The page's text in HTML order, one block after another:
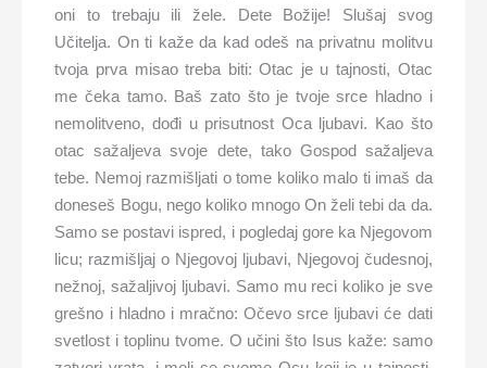
oni to trebaju ili žele. Dete Božije! Slušaj svog
Učitelja. On ti kaže da kad odeš na privatnu molitvu
tvoja prva misao treba biti: Otac je u tajnosti, Otac
me čeka tamo. Baš zato što je tvoje srce hladno i
nemolitveno, dođi u prisutnost Oca ljubavi. Kao što
otac sažaljeva svoje dete, tako Gospod sažaljeva
tebe. Nemoj razmišljati o tome koliko malo ti imaš da
doneseš Bogu, nego koliko mnogo On želi tebi da da.
Samo se postavi ispred, i pogledaj gore ka Njegovom
licu; razmišljaj o Njegovoj ljubavi, Njegovoj čudesnoj,
nežnoj, sažaljivoj ljubavi. Samo mu reci koliko je sve
grešno i hladno i mračno: Očevo srce ljubavi će dati
svetlost i toplinu tvome. O učini što Isus kaže: samo